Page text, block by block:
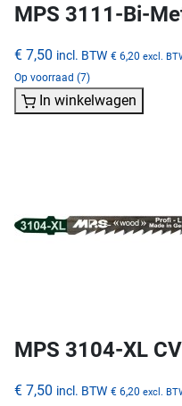
MPS 3111-Bi-
€ 7,50 incl. BTW € 6,20 excl.
Op voorraad (7)
In winkelwagen
MPS 3104-XL
€ 7,50 incl. BTW € 6,20 excl.